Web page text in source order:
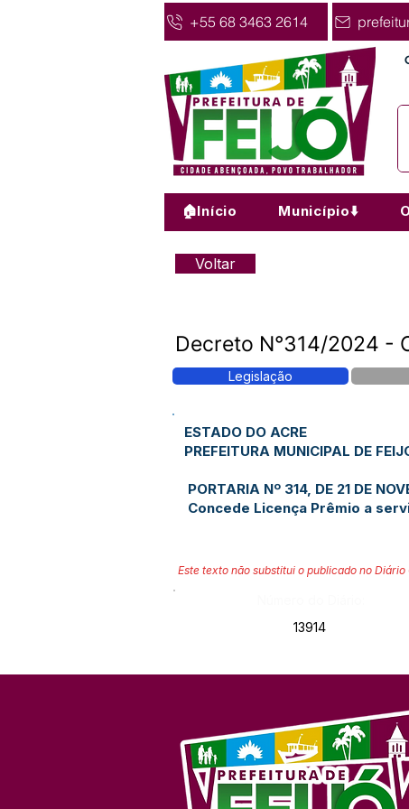
+55 68 3463 2614
🏠Início Município⬇️
Voltar
Decreto N°314/2024 -
Legislação
ESTADO DO ACRE
PREFEITURA MUNICIPAL DE
PORTARIA Nº 314, DE 21 DE
Concede Licença Prêmio a
Este texto não substitui o publicado no
13914